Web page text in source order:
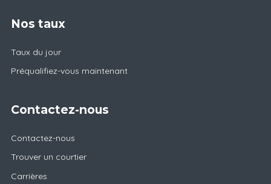
Nos taux
Taux du jour
Préqualifiez-vous maintenant
Contactez-nous
Contactez-nous
Trouver un courtier
Carrières